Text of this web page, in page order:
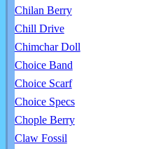
Chilan Berry
Chill Drive
Chimchar Doll
Choice Band
Choice Scarf
Choice Specs
Chople Berry
Claw Fossil